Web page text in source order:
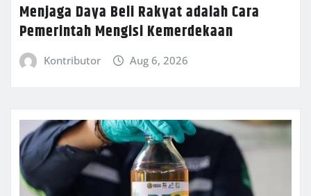
Menjaga Daya Beli Rakyat adalah Cara
Pemerintah Mengisi Kemerdekaan
Kontributor Aug 6, 2026